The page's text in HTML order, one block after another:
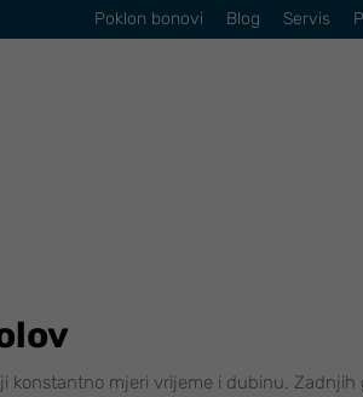
Poklon bonovi Blog Servis
konstantno mjeri vrijeme i dubinu. Zadnjih